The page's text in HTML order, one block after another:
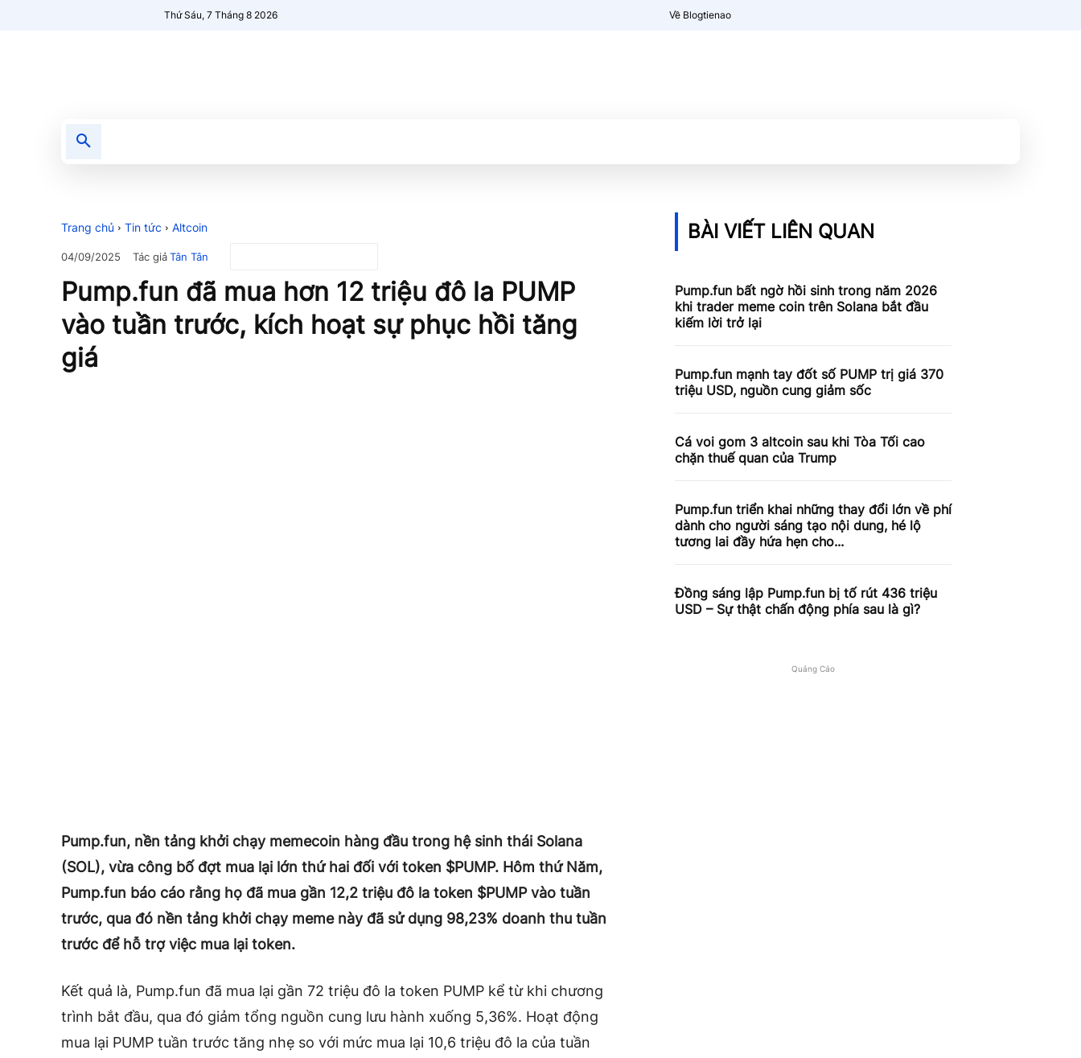
Thứ Sáu, 7 Tháng 8 2026 Về Blogtienao
Trang chủ Tin tức Altcoin
04/09/2025 Tác giảTân Tân
Pump.fun đã mua hơn 12 triệu đô la PUMP
vào tuần trước, kích hoạt sự phục hồi tăng
giá
Pump.fun, nền tảng khởi chạy memecoin hàng đầu trong hệ sinh thái Solana
(SOL), vừa công bố đợt mua lại lớn thứ hai đối với token $PUMP. Hôm thứ Năm,
Pump.fun báo cáo rằng họ đã mua gần 12,2 triệu đô la token $PUMP vào tuần
trước, qua đó nền tảng khởi chạy meme này đã sử dụng 98,23% doanh thu tuần
trước để hỗ trợ việc mua lại token.
Kết quả là, Pump.fun đã mua lại gần 72 triệu đô la token PUMP kể từ khi chương
trình bắt đầu, qua đó giảm tổng nguồn cung lưu hành xuống 5,36%. Hoạt động
mua lại PUMP tuần trước tăng nhẹ so với mức mua lại 10,6 triệu đô la của tuần
BÀI VIẾT LIÊN QUAN
Pump.fun bất ngờ hồi sinh trong năm 2026
khi trader meme coin trên Solana bắt đầu
kiếm lời trở lại
Pump.fun mạnh tay đốt số PUMP trị giá 370
triệu USD, nguồn cung giảm sốc
Cá voi gom 3 altcoin sau khi Tòa Tối cao
chặn thuế quan của Trump
Pump.fun triển khai những thay đổi lớn về phí
dành cho người sáng tạo nội dung, hé lộ
tương lai đầy hứa hẹn cho...
Đồng sáng lập Pump.fun bị tố rút 436 triệu
USD – Sự thật chấn động phía sau là gì?
Quảng Cáo